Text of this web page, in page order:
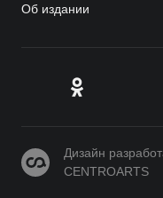
Об издании
CENTROARTS